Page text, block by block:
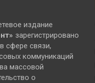
издание
зарегистрировано
сфере связи,
коммуникаций
массовой
о